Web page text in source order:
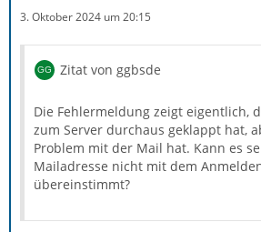
3. Oktober 2024 um 20:15
Zitat von ggbsde
Die Fehlermeldung zeigt eigentlich,
zum Server durchaus geklappt hat,
Problem mit der Mail hat. Kann es
Mailadresse nicht mit dem
übereinstimmt?